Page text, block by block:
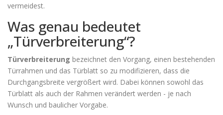
vermeidest.
Was genau bedeutet
„Türverbreiterung“?
Türverbreiterung bezeichnet den Vorgang, einen bestehenden
Türrahmen und das Türblatt so zu modifizieren, dass die
Durchgangsbreite vergrößert wird. Dabei können sowohl das
Türblatt als auch der Rahmen verändert werden - je nach
Wunsch und baulicher Vorgabe.